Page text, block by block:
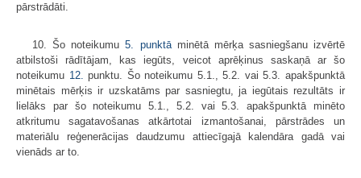
pārstrādāti.
10. Šo noteikumu5. punktāminētā mērķa sasniegšanu izvērtē
atbilstoši rādītājam, kas iegūts, veicot aprēķinus saskaņā ar šo
noteikumu 12. punktu. Šo noteikumu 5.1., 5.2. vai 5.3. apakšpunktā
minētais mērķis ir uzskatāms par sasniegtu, ja iegūtais rezultāts ir
lielāks par šo noteikumu 5.1., 5.2. vai 5.3. apakšpunktā minēto
atkritumu sagatavošanas atkārtotai izmantošanai, pārstrādes un
materiālu reģenerācijas daudzumu attiecīgajā kalendāra gadā vai
vienāds ar to.